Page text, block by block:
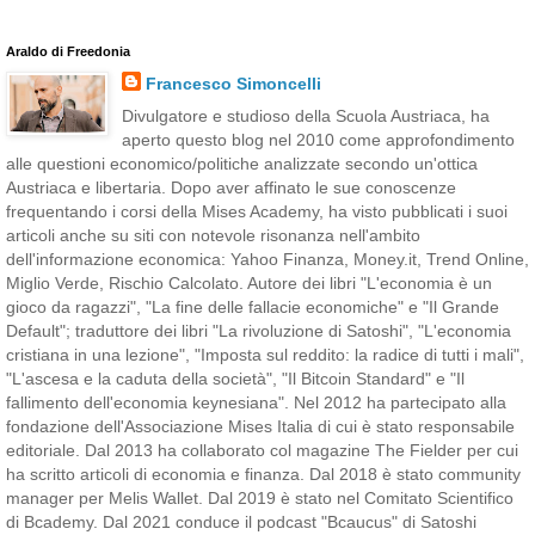
Araldo di Freedonia
Francesco Simoncelli
Divulgatore e studioso della Scuola Austriaca, ha
aperto questo blog nel 2010 come approfondimento
alle questioni economico/politiche analizzate secondo un'ottica
Austriaca e libertaria. Dopo aver affinato le sue conoscenze
frequentando i corsi della Mises Academy, ha visto pubblicati i suoi
articoli anche su siti con notevole risonanza nell'ambito
dell'informazione economica: Yahoo Finanza, Money.it, Trend Online,
Miglio Verde, Rischio Calcolato. Autore dei libri "L'economia è un
gioco da ragazzi", "La fine delle fallacie economiche" e "Il Grande
Default"; traduttore dei libri "La rivoluzione di Satoshi", "L'economia
cristiana in una lezione", "Imposta sul reddito: la radice di tutti i mali",
"L'ascesa e la caduta della società", "Il Bitcoin Standard" e "Il
fallimento dell'economia keynesiana". Nel 2012 ha partecipato alla
fondazione dell'Associazione Mises Italia di cui è stato responsabile
editoriale. Dal 2013 ha collaborato col magazine The Fielder per cui
ha scritto articoli di economia e finanza. Dal 2018 è stato community
manager per Melis Wallet. Dal 2019 è stato nel Comitato Scientifico
di Bcademy. Dal 2021 conduce il podcast "Bcaucus" di Satoshi